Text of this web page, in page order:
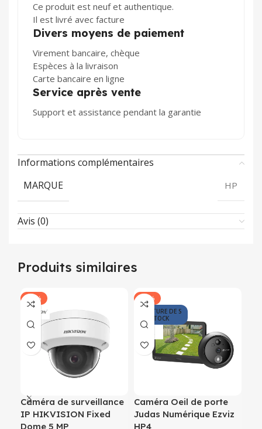
Ce produit est neuf et authentique.
Il est livré avec facture
Divers moyens de paiement
Virement bancaire, chèque
Espèces à la livraison
Carte bancaire en ligne
Service après vente
Support et assistance pendant la garantie
Informations complémentaires
MARQUE
HP
Avis (0)
Produits similaires
-15%
Caméra de surveillance
IP HIKVISION Fixed
Dome 5 MP
-17%
RUPTURE DE S
TOCK
Caméra Oeil de porte
Judas Numérique Ezviz
HP4